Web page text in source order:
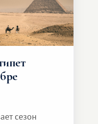
сезон